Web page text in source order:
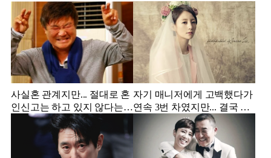
사실혼 관계지만... 절대로 혼
인신고는 하고 있지 않다는
배우
자기 매니저에게 고백했다가
연속 3번 차였지만... 결국 결
혼에 성공한 배우